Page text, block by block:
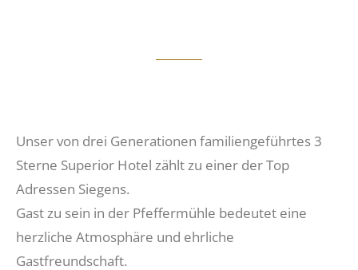
Unser von drei Generationen familiengeführtes 3
Sterne Superior Hotel zählt zu einer der Top
Adressen Siegens.
Gast zu sein in der Pfeffermühle bedeutet eine
herzliche Atmosphäre und ehrliche
Gastfreundschaft.